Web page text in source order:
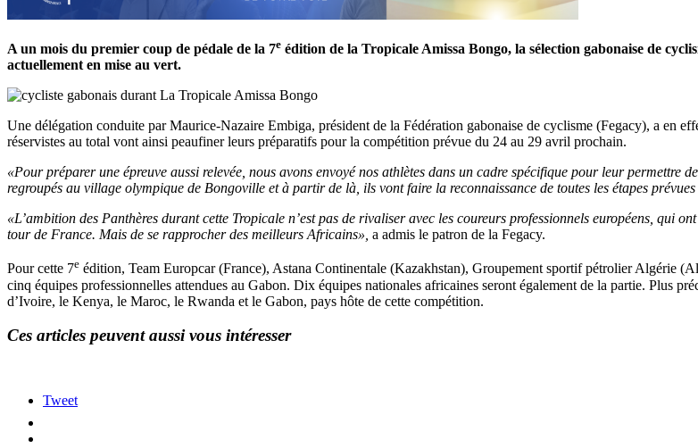
A un mois du premier coup de pédale de la 7e édition de la Tropicale Amissa Bongo, la sélection gabonaise de
actuellement en mise au vert.
Une délégation conduite par Maurice-Nazaire Embiga, président de la Fédération gabonaise de cyclisme (Fegacy), a en
réservistes au total vont ainsi peaufiner leurs préparatifs pour la compétition prévue du 24 au 29 avril prochain.
«Pour préparer une épreuve aussi relevée, nous avons envoyé nos athlètes dans un cadre spécifique pour leur permettre
regroupés au village olympique de Bongoville et à partir de là, ils vont faire la reconnaissance de toutes les étapes
«L’ambition des Panthères durant cette Tropicale n’est pas de rivaliser avec les coureurs professionnels européens, qui
tour de France. Mais de se rapprocher des meilleurs Africains», a admis le patron de la Fegacy.
Pour cette 7e édition, Team Europcar (France), Astana Continentale (Kazakhstan), Groupement sportif pétrolier Algérie
cinq équipes professionnelles attendues au Gabon. Dix équipes nationales africaines seront également de la partie. Plus
d’Ivoire, le Kenya, le Maroc, le Rwanda et le Gabon, pays hôte de cette compétition.
Ces articles peuvent aussi vous intéresser
Tweet